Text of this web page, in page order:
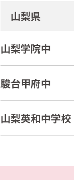
山梨県
山梨学院中
駿台甲府中
山梨英和中学校